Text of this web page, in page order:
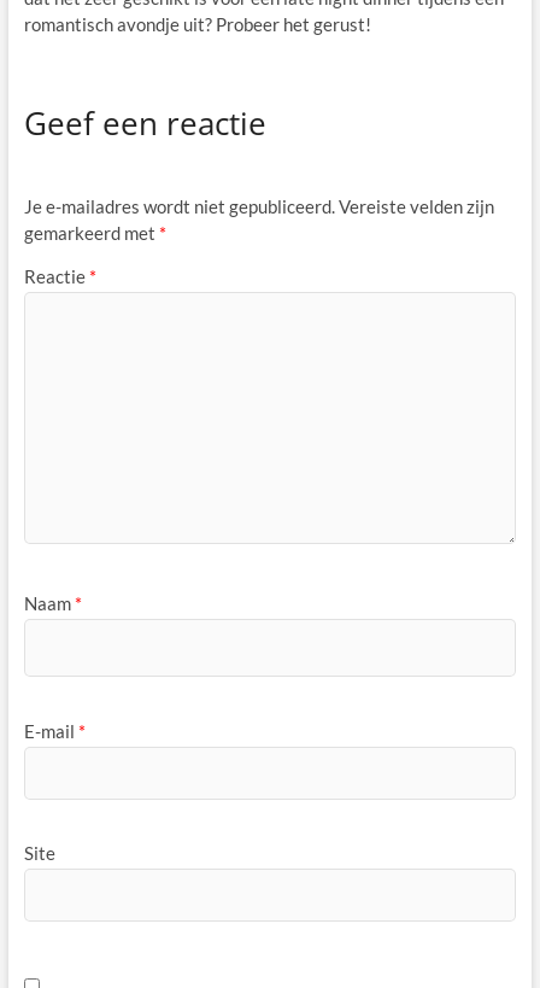
romantisch avondje uit? Probeer het gerust!
Geef een reactie
Je e-mailadres wordt niet gepubliceerd.Vereiste velden zijn
gemarkeerd met *
Reactie *
Naam *
E-mail *
Site